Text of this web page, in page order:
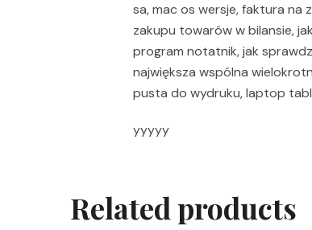
sa, mac os wersje, faktura na
zakupu towarów w bilansie,
program notatnik, jak
największa wspólna
pusta do wydruku, laptop
yyyyy
Related products